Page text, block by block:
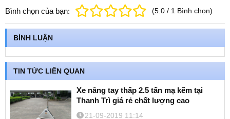
Bình chọn của bạn: (5.0 / 1 Bình chọn)
BÌNH LUẬN
TIN TỨC LIÊN QUAN
Xe nâng tay thấp 2.5 tấn mạ kẽm tại
Thanh Trì giá rẻ chất lượng cao
21-09-2019 11:14